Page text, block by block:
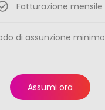
Fatturazione mensile
di assunzione
Assumi ora